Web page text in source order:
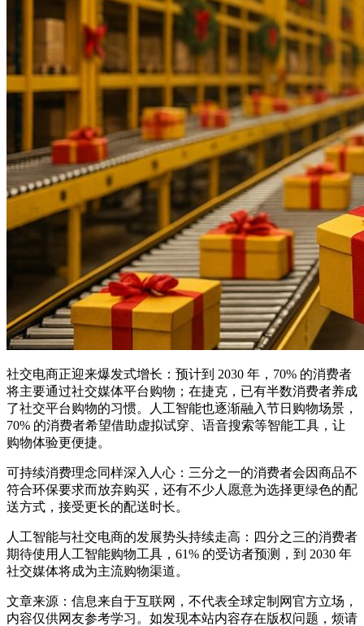
社交电商正迎来爆发式增长：预计到 2030 年，70% 的消费者
将主要通过社交媒体平台购物；在捷克，已有半数消费者养成
了社交平台购物的习惯。人工智能也逐渐融入节日购物场景，
70% 的消费者希望借助虚拟试穿、语音搜索等智能工具，让
购物体验更便捷。
可持续消费理念同样深入人心：三分之一的消费者会因商品不
符合环保要求而放弃购买，还有不少人愿意为选择更绿色的配
送方式，接受更长的配送时长。
人工智能与社交电商的发展势头持续走高：四分之三的消费者
期待使用人工智能购物工具，61% 的受访者预测，到 2030 年
社交媒体将成为主流购物渠道。
文章来源：信息来自于互联网，不代表全球定制网官方立场，
内容仅供网友参考学习。如发现本站内容存在版权问题，烦请